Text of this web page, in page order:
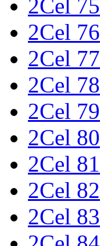
2Cel 75
2Cel 76
2Cel 77
2Cel 78
2Cel 79
2Cel 80
2Cel 81
2Cel 82
2Cel 83